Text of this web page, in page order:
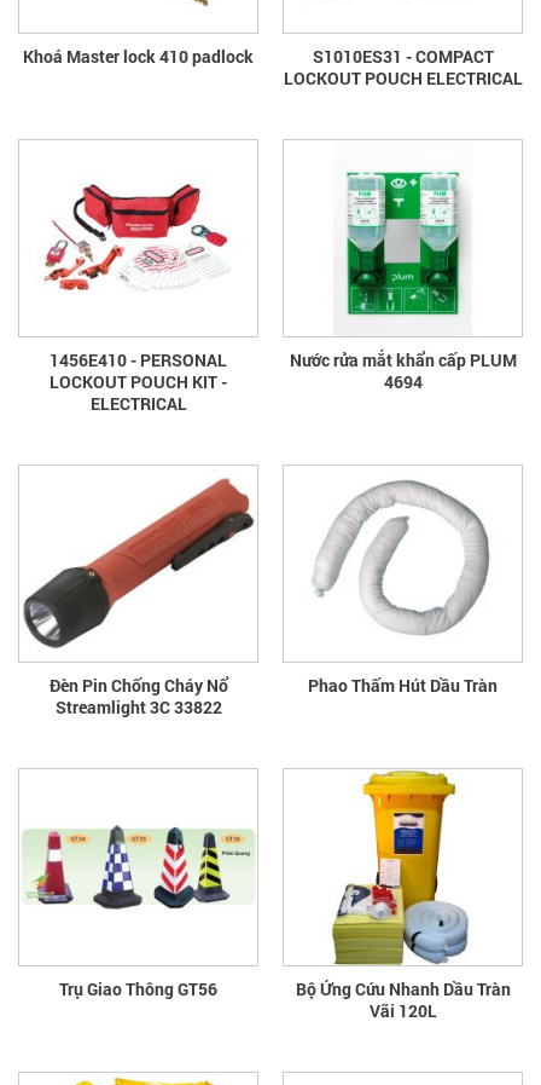
Khoá Master lock 410 padlock
S1010ES31 - COMPACT
LOCKOUT POUCH ELECTRICAL
1456E410 - PERSONAL
LOCKOUT POUCH KIT -
ELECTRICAL
Nước rửa mắt khẩn cấp PLUM
4694
Đèn Pin Chống Cháy Nổ
Streamlight 3C 33822
Phao Thấm Hút Dầu Tràn
Trụ Giao Thông GT56
Bộ Ứng Cứu Nhanh Dầu Tràn
Vãi 120L